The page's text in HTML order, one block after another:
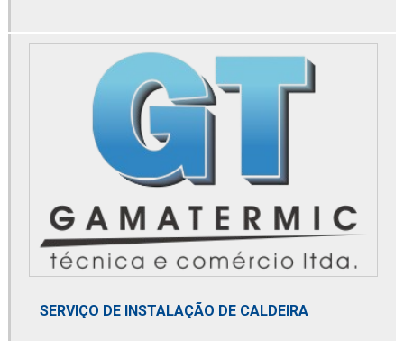
Element coalescer
Elemento termostático
Empresa distribuidora de filtro coalescente
Empresa distribuidora de filtro de contaminantes
SERVIÇO DE INSTALAÇÃO DE CALDEIRA